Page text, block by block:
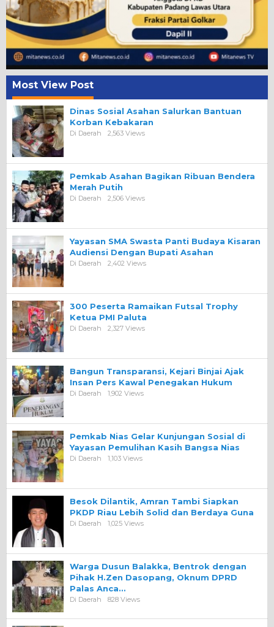
Most View Post
Dinas Sosial Asahan Salurkan Bantuan
Korban Kebakaran
Di Daerah 2,563 Views
Pemkab Asahan Bagikan Ribuan Bendera
Merah Putih
Di Daerah 2,506 Views
Yayasan SMA Swasta Panti Budaya Kisaran
Audiensi Dengan Bupati Asahan
Di Daerah 2,402 Views
300 Peserta Ramaikan Futsal Trophy
Ketua PMI Paluta
Di Daerah 2,327 Views
Bangun Transparansi, Kejari Binjai Ajak
Insan Pers Kawal Penegakan Hukum
Di Daerah 1,902 Views
Pemkab Nias Gelar Kunjungan Sosial di
Yayasan Pemulihan Kasih Bangsa Nias
Di Daerah 1,103 Views
Besok Dilantik, Amran Tambi Siapkan
PKDP Riau Lebih Solid dan Berdaya Guna
Di Daerah 1,025 Views
Warga Dusun Balakka, Bentrok dengan
Pihak H.Zen Dasopang, Oknum DPRD
Palas Anca…
Di Daerah 828 Views